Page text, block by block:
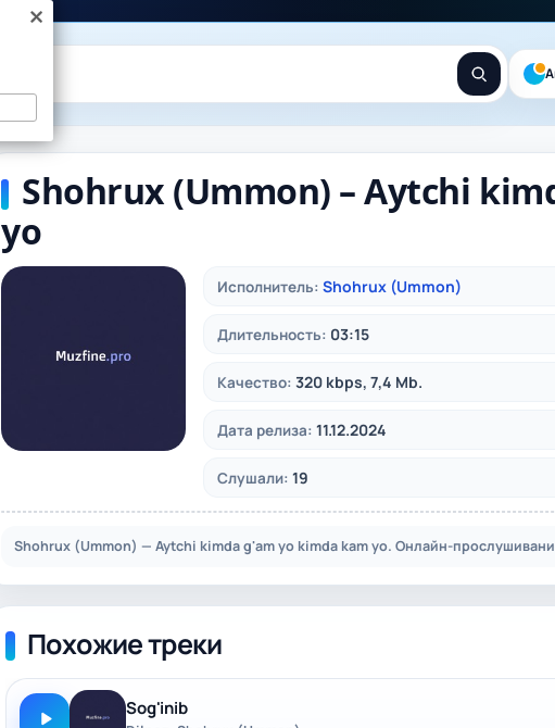
Shohrux (Ummon) – Aytchi
yo
Исполнитель: Shohrux (Ummon)
Длительность: 03:15
Качество: 320 kbps, 7,4 Mb.
Дата релиза: 11.12.2024
Слушали: 19
Shohrux (Ummon) — Aytchi kimda g'am yo kimda kam yo. Онлайн-
Похожие треки
Sog'inib